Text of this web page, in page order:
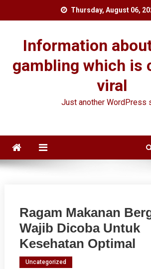
Thursday, August 06,
Information
gambling which is
viral
Just another WordPress
Ragam Makanan
Wajib Dicoba Untuk
Kesehatan Optimal
Uncategorized